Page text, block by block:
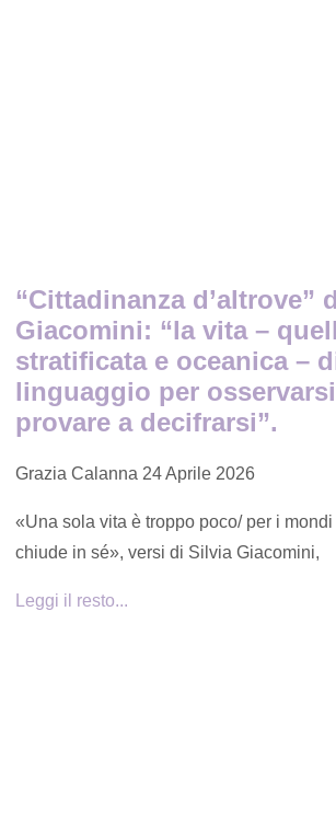
“Cittadinanza d’altrove”
Giacomini: “la vita –
stratificata e oceanica –
linguaggio per
provare a decifrarsi”.
Grazia Calanna24 Aprile 2026
«Una sola vita è troppo poco/ per i
chiude in sé», versi di Silvia Giacomini,
Leggi il resto...